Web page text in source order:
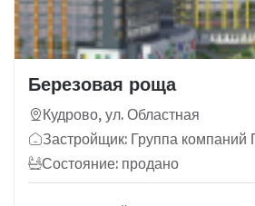
Березовая роща
Кудрово, ул. Областная
Застройщик: Группа компаний
Состояние: продано